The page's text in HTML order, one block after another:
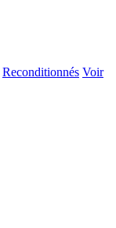
Reconditionnés Voir